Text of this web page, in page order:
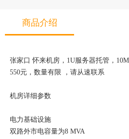
商品介绍
张家口 怀来机房，1U服务器托管，
550元，数量有限 ，请从速联系
机房详细参数
电力基础设施
双路外市电容量为8 MVA